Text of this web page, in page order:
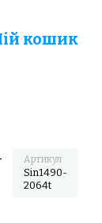
кошик
Артикул
Sin1490-
2064t